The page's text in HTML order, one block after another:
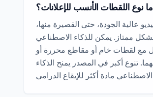
ما نوع اللقطات الأنسب للإعلانات؟
عالية الجودة، حتى القصيرة منها،
ممتاز. يمكن للذكاء الاصطناعي
مع لقطات خام أو مقاطع محررة أو
تنوع أكبر في المصدر يمنح الذكاء